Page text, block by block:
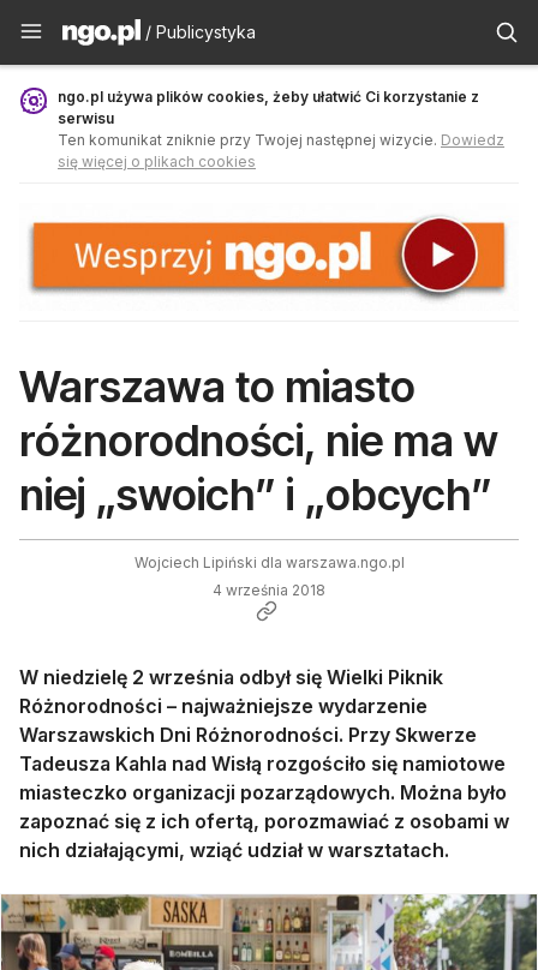
Publicystyka - ngo.pl
/ Publicystyka
ngo.pl używa plików cookies, żeby ułatwić Ci korzystanie z
serwisu
Ten komunikat zniknie przy Twojej następnej wizycie. Dowiedz
się więcej o plikach cookies
Warszawa to miasto
różnorodności, nie ma w
niej „swoich” i „obcych”
Wojciech Lipiński dla warszawa.ngo.pl
4 września 2018
W niedzielę 2 września odbył się Wielki Piknik
Różnorodności – najważniejsze wydarzenie
Warszawskich Dni Różnorodności. Przy Skwerze
Tadeusza Kahla nad Wisłą rozgościło się namiotowe
miasteczko organizacji pozarządowych. Można było
zapoznać się z ich ofertą, porozmawiać z osobami w
nich działającymi, wziąć udział w warsztatach.